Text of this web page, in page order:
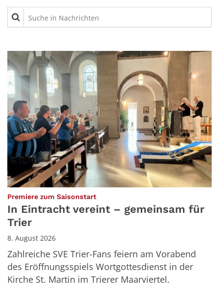
Suche in Nachrichten
Premiere zum Saisonstart:
In Eintracht vereint – gemeinsam für
Trier
8. August 2026
Zahlreiche SVE Trier-Fans feiern am Vorabend
des Eröffnungsspiels Wortgottesdienst in der
Kirche St. Martin im Trierer Maarviertel.